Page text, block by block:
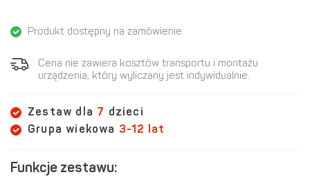
Produkt dostępny na zamówienie
Cena nie zawiera kosztów transportu i montażu
urządzenia, który wyliczany jest indywidualnie.
Zestaw dla 7 dzieci
Grupa wiekowa 3-12 lat
Funkcje zestawu: